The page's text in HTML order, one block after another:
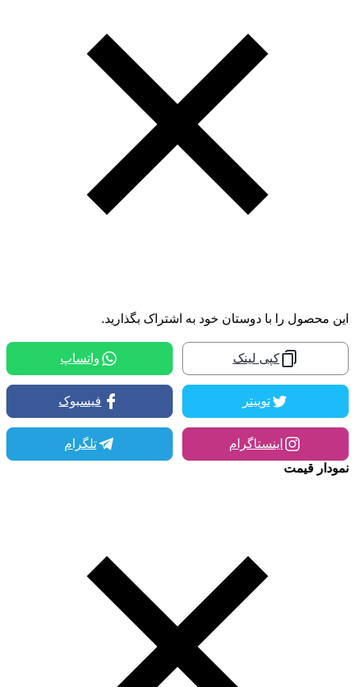
این محصول را با دوستان خود به اشتراک بگذارید.
کپی لینک واتساپ
توییتر فیسبوک
اینستاگرام
تلگرام
نمودار قیمت